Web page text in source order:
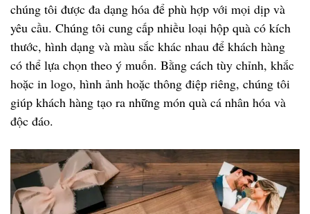
chúng tôi được đa dạng hóa để phù hợp với mọi dịp và
yêu cầu. Chúng tôi cung cấp nhiều loại hộp quà có kích
thước, hình dạng và màu sắc khác nhau để khách hàng
có thể lựa chọn theo ý muốn. Bằng cách tùy chỉnh, khắc
hoặc in logo, hình ảnh hoặc thông điệp riêng, chúng tôi
giúp khách hàng tạo ra những món quà cá nhân hóa và
độc đáo.